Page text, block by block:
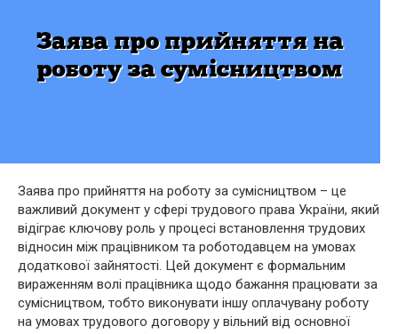
Заява про прийняття на роботу за сумісництвом – це
важливий документ у сфері трудового права України, який
відіграє ключову роль у процесі встановлення трудових
відносин між працівником та роботодавцем на умовах
додаткової зайнятості. Цей документ є формальним
вираженням волі працівника щодо бажання працювати за
сумісництвом, тобто виконувати іншу оплачувану роботу
на умовах трудового договору у вільний від основної